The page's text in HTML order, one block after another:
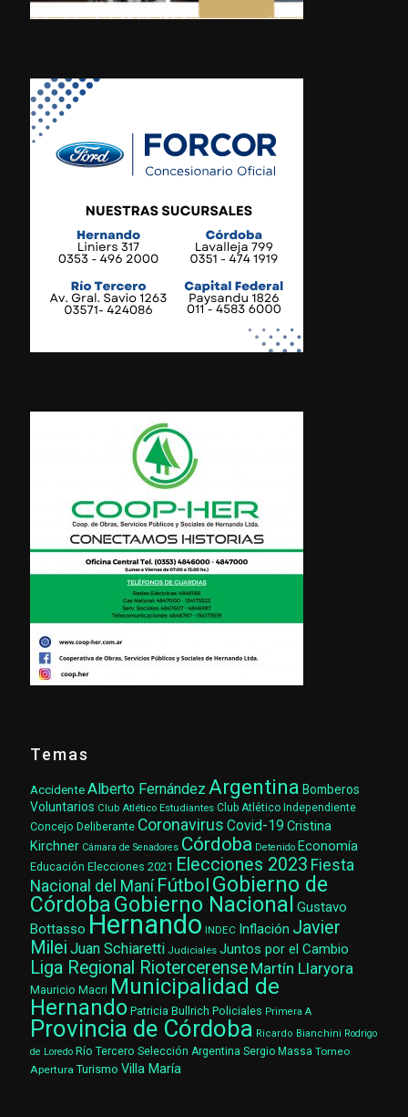
Temas
AccidenteAlberto Fernández Argentina Bomberos
Voluntarios Club Atlético Estudiantes Club Atlético Independiente
Concejo Deliberante Coronavirus Covid-19 Cristina
Kirchner Cámara de Senadores Córdoba Detenido Economía
Educación Elecciones 2021 Elecciones 2023 Fiesta
Nacional del Maní Fútbol Gobierno de
CórdobaGobierno Nacional Gustavo
Bottasso Hernando INDEC Inflación Javier
Milei Juan Schiaretti Judiciales Juntos por el Cambio
Liga Regional Riotercerense Martín Llaryora
Mauricio Macri Municipalidad de
Hernando Patricia Bullrich Policiales Primera A
Provincia de Córdoba Ricardo Bianchini Rodrigo
de Loredo Río Tercero Selección Argentina Sergio Massa Torneo
Apertura Turismo Villa María